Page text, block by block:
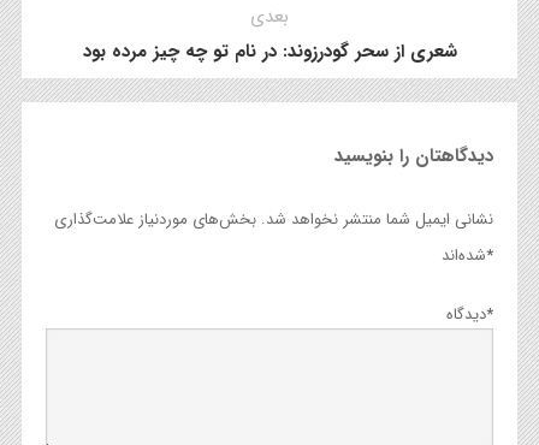
بعدی
شعری از سحر گودرزوند: در نام تو چه چیز مرده بود
دیدگاهتان را بنویسید
نشانی ایمیل شما منتشر نخواهد شد. بخش‌های موردنیاز علامت‌گذاری
شده‌اند*
دیدگاه*